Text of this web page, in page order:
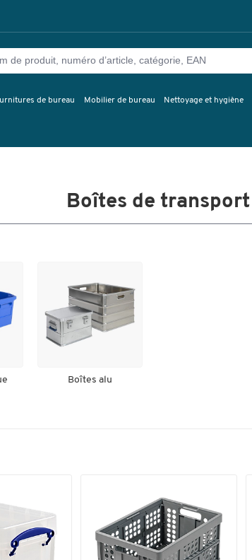
de bureau Mobilier de bureau Nettoyage et hygiène
Boîtes de transport
Boîtes alu